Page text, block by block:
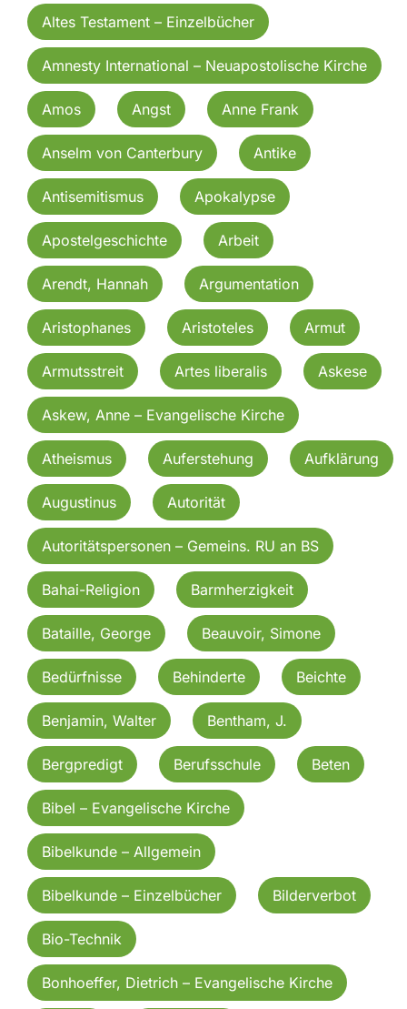
Altes Testament – Einzelbücher
Amnesty International – Neuapostolische Kirche
Amos Angst Anne Frank
Anselm von Canterbury Antike
Antisemitismus Apokalypse
Apostelgeschichte Arbeit
Arendt, Hannah Argumentation
Aristophanes Aristoteles Armut
Armutsstreit Artes liberalis Askese
Askew, Anne – Evangelische Kirche
Atheismus Auferstehung Aufklärung
Augustinus Autorität
Autoritätspersonen – Gemeins. RU an BS
Bahai-Religion Barmherzigkeit
Bataille, George Beauvoir, Simone
Bedürfnisse Behinderte Beichte
Benjamin, Walter Bentham, J.
Bergpredigt Berufsschule Beten
Bibel – Evangelische Kirche
Bibelkunde – Allgemein
Bibelkunde – Einzelbücher Bilderverbot
Bio-Technik
Bonhoeffer, Dietrich – Evangelische Kirche